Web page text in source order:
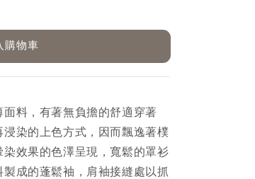
購物車
料，有著無負擔的舒適穿著
染的上色方式，因而飄逸著樸
效果的色澤呈現，寬鬆的罩衫
成的蓬鬆袖，肩袖接縫處以抓